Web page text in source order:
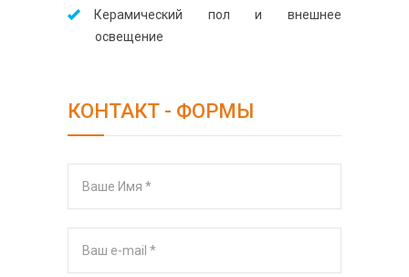
Керамический пол и внешнее
освещение
КОНТАКТ - ФОРМЫ